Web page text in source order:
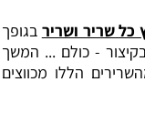
בגופך
- כולם ... המשך
הללו מכווצים